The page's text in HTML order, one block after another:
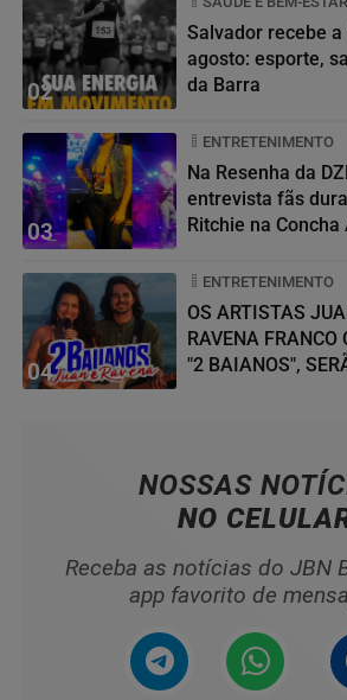
02
Salvador recebe
agosto: esporte,
da Barra
03
ENTRETENIMENTO
Na Resenha da
entrevista fãs
Ritchie na Concha
04
ENTRETENIMENTO
OS ARTISTAS
RAVENA FRANCO
"2 BAIANOS",
NOSSAS
NO
Receba as notícias do JBN
app favorito de